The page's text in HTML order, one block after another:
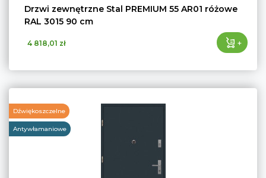
Drzwi zewnętrzne Stal PREMIUM 55 AR01 różowe
RAL 3015 90 cm
4 818,01 zł +
Dźwiękoszczelne
Antywłamaniowe